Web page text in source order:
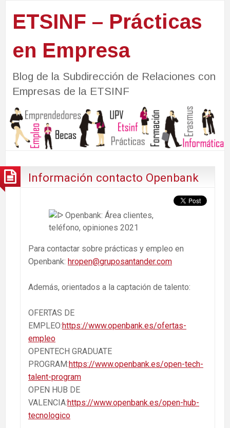
ETSINF – Prácticas
en Empresa
Blog de la Subdirección de Relaciones con
Empresas de la ETSINF
Información contacto Openbank
Para contactar sobre prácticas y empleo en
Openbank: hropen@gruposantander.com
Además, orientados a la captación de talento:
OFERTAS DE
EMPLEO:https://www.openbank.es/ofertas-
empleo
OPENTECH GRADUATE
PROGRAM:https://www.openbank.es/open-tech-
talent-program
OPEN HUB DE
VALENCIA:https://www.openbank.es/open-hub-
tecnologico